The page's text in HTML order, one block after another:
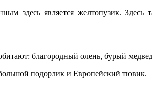
здесь является желтопузик.
благородный олень, бурый
подорлик и Европейский тювик.